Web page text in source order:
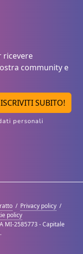
ricevere
community e
ISCRIVITI SUBITO!
personali
/ Privacy policy /
policy
MI-2585773 - Capitale